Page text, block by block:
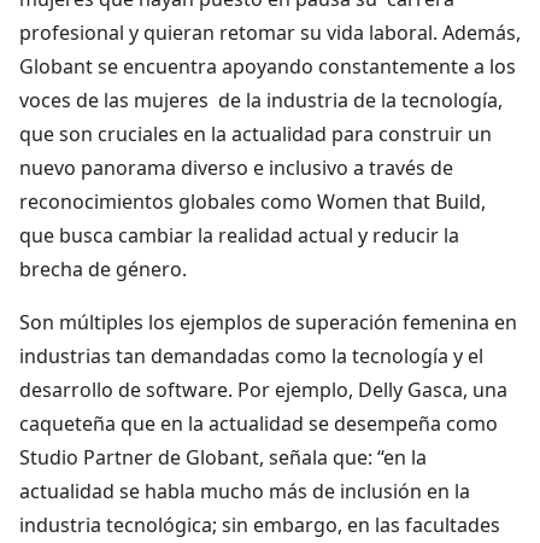
profesional y quieran retomar su vida laboral. Además,
Globant se encuentra apoyando constantemente a los
voces de las mujeres de la industria de la tecnología,
que son cruciales en la actualidad para construir un
nuevo panorama diverso e inclusivo a través de
reconocimientos globales como Women that Build,
que busca cambiar la realidad actual y reducir la
brecha de género.
Son múltiples los ejemplos de superación femenina en
industrias tan demandadas como la tecnología y el
desarrollo de software. Por ejemplo, Delly Gasca, una
caqueteña que en la actualidad se desempeña como
Studio Partner de Globant, señala que: “en la
actualidad se habla mucho más de inclusión en la
industria tecnológica; sin embargo, en las facultades